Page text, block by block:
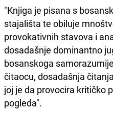
"Knjiga je pisana s
stajališta te obiluje
provokativnih stavova i
dosadašnje dominantno
bosanskoga
čitaocu, dosadašnja
joj je da provocira kritičko
pogleda".